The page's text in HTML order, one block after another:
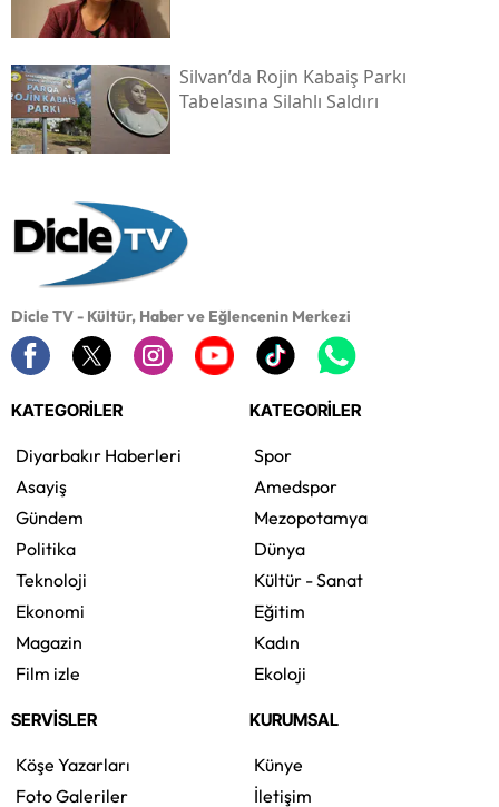
Silvan’da Rojin Kabaiş Parkı
Tabelasına Silahlı Saldırı
Dicle TV - Kültür, Haber ve Eğlencenin Merkezi
KATEGORİLER
Diyarbakır Haberleri
Asayiş
Gündem
Politika
Teknoloji
Ekonomi
Magazin
Film izle
KATEGORİLER
Spor
Amedspor
Mezopotamya
Dünya
Kültür - Sanat
Eğitim
Kadın
Ekoloji
SERVİSLER
Köşe Yazarları
Foto Galeriler
KURUMSAL
Künye
İletişim